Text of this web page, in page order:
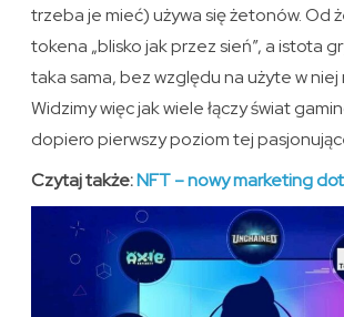
trzeba je mieć) używa się żetonów. Od
tokena „blisko jak przez sień”, a istota
taka sama, bez względu na użyte w niej
Widzimy więc jak wiele łączy świat
dopiero pierwszy poziom tej
Czytaj także:NFT – nowy marketing